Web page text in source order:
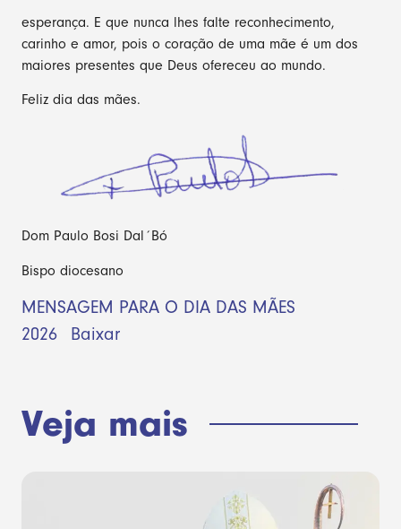
esperança. E que nunca lhes falte reconhecimento,
carinho e amor, pois o coração de uma mãe é um dos
maiores presentes que Deus ofereceu ao mundo.
Feliz dia das mães.
Dom Paulo Bosi Dal´Bó
Bispo diocesano
MENSAGEM PARA O DIA DAS MÃES
2026
Baixar
Veja mais